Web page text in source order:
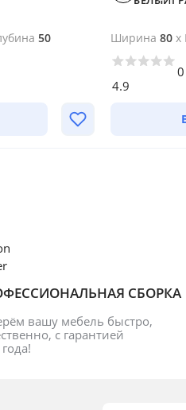
50 Ширина 80 x
4.9
0
СБОРКА
вашу мебель быстро,
с гарантией
года!